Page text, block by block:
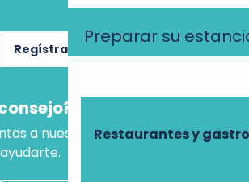
Preparar su
Restaurantes y
Regístrate ahora
a nuestro asistente virtual, que